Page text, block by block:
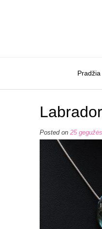
Pradžia
Posted on 25